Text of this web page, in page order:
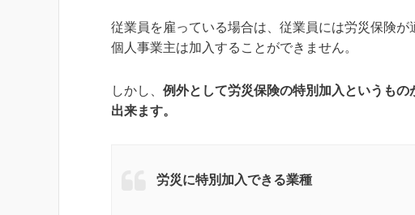
従業員を雇っている場合は、従業員には労災保険が
個人事業主は加入することができません。
しかし、 例外として労災保険の特別加入というも
出来ます。
労災に特別加入できる業種